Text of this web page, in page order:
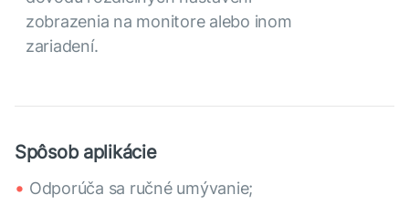
zobrazenia na monitore alebo inom
zariadení.
Spôsob aplikácie
Odporúča sa ručné umývanie;